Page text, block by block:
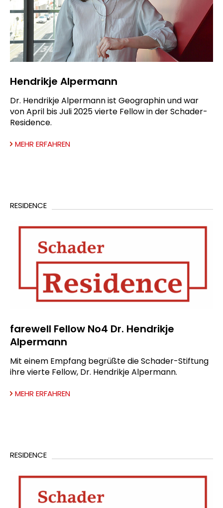
Hendrikje Alpermann
Dr. Hendrikje Alpermann ist Geographin und war
von April bis Juli 2025 vierte Fellow in der Schader-
Residence.
MEHR ERFAHREN
RESIDENCE
farewell Fellow No4 Dr. Hendrikje
Alpermann
Mit einem Empfang begrüßte die Schader-Stiftung
ihre vierte Fellow, Dr. Hendrikje Alpermann.
MEHR ERFAHREN
RESIDENCE